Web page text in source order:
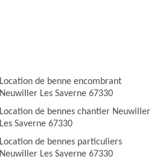
Location de benne encombrant
Neuwiller Les Saverne 67330
Location de bennes chantier Neuwiller
Les Saverne 67330
Location de bennes particuliers
Neuwiller Les Saverne 67330